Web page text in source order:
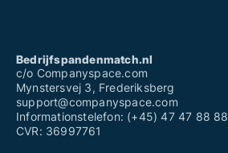
Bedrijfspandenmatch.nl
c/o Companyspace.com
Mynstersvej 3, Frederiksberg
support@companyspace.com
Informationstelefon: (+45) 47 47 88 88
CVR: 36997761